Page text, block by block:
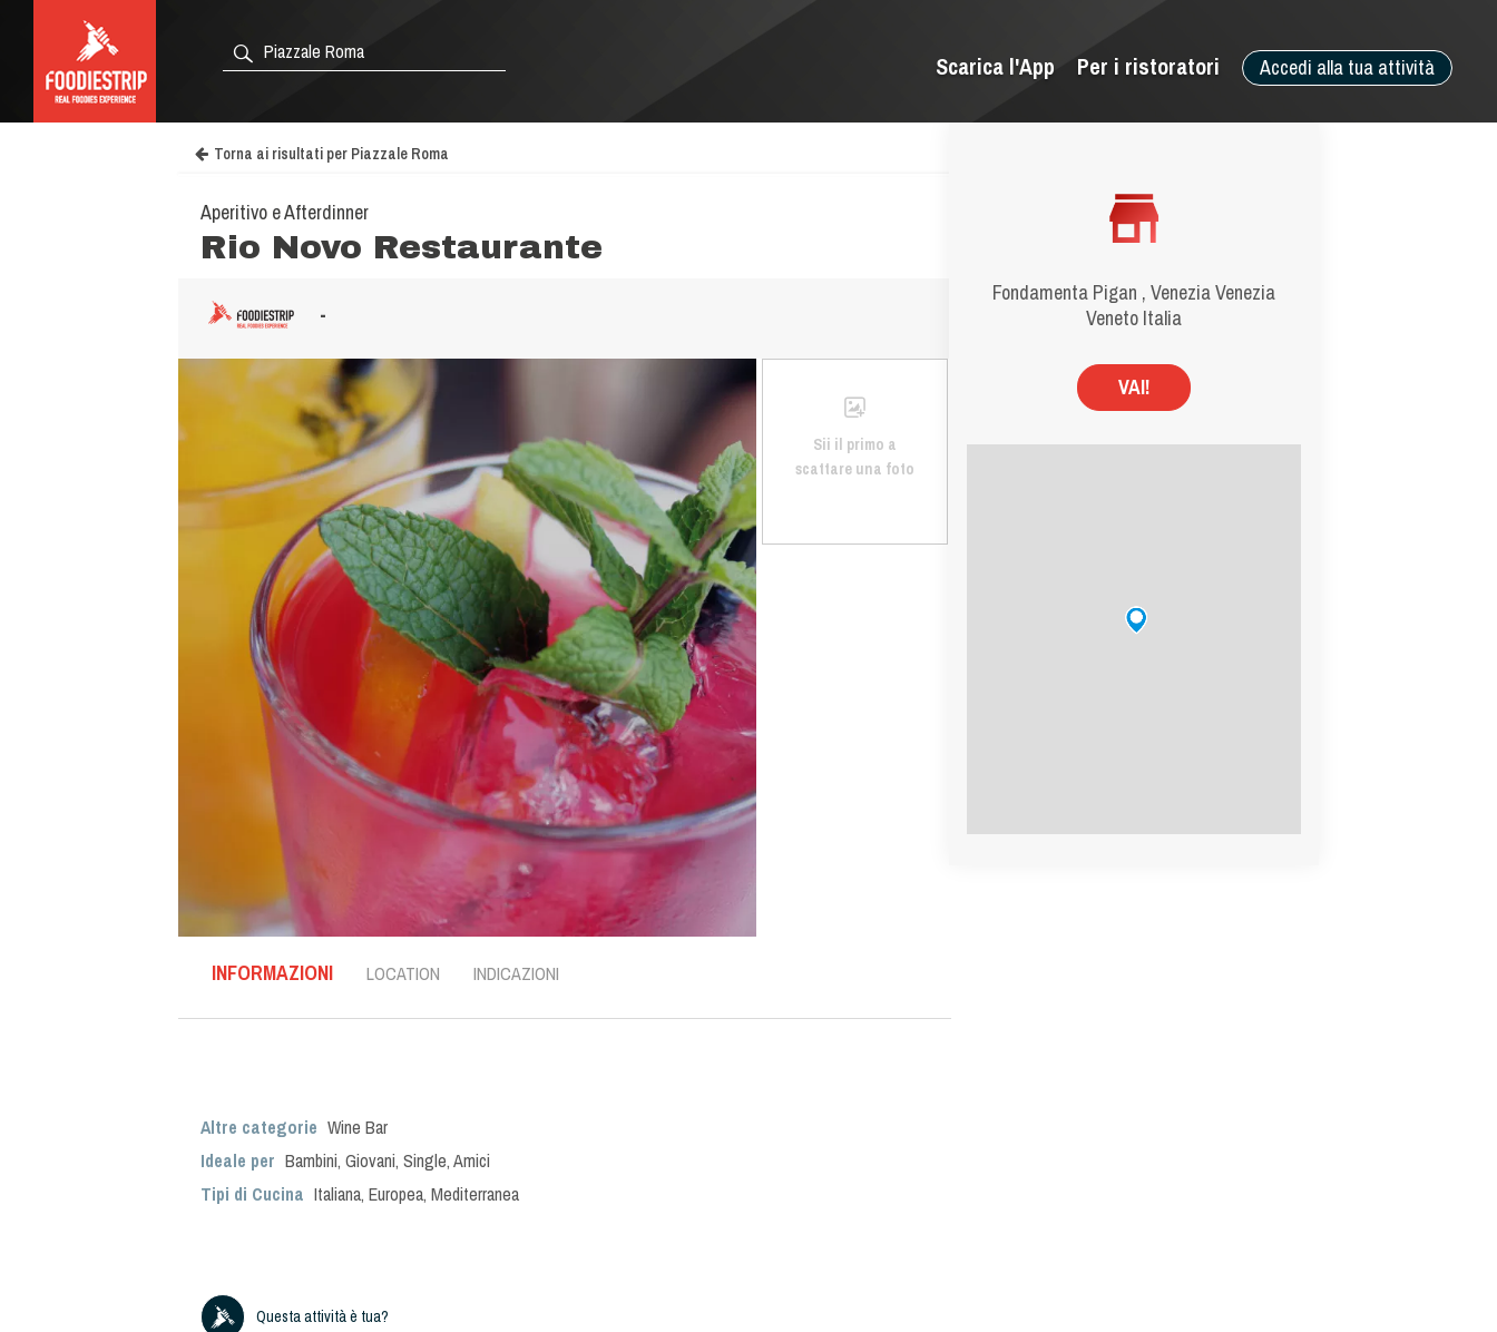
Accedi alla tua attività
Per i ristoratori
Scarica l'App
Fondamenta Pigan , Venezia Venezia
Veneto Italia
VAI!
Torna ai risultati per Piazzale Roma
Aperitivo e Afterdinner
Rio Novo Restaurante
-
Sii il primo a
scattare una foto
INFORMAZIONI LOCATION INDICAZIONI
Altre categorie Wine Bar
Ideale per Bambini, Giovani, Single,Amici
Tipi di Cucina Italiana, Europea, Mediterranea
Questa attività è tua?